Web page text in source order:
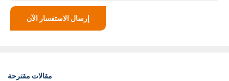
إرسال الاستفسار الآن
مقالات مقترحة